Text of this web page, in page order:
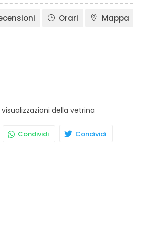
Orari Mappa
visualizzazioni della vetrina
Condividi Condividi